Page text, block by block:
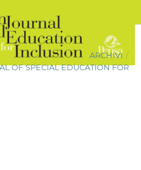
ARCHIVI /
OF SPECIAL EDUCATION FOR